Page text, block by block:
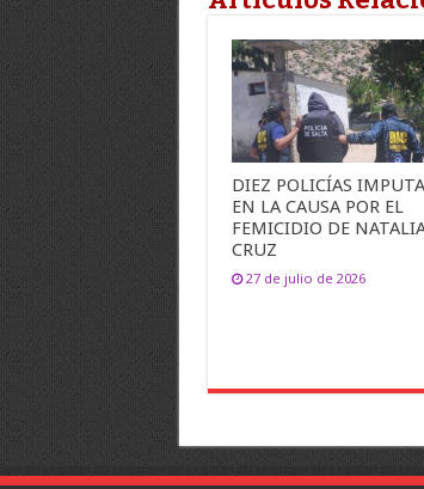
DIEZ POLICÍAS
EN LA CAUSA POR EL
FEMICIDIO DE
CRUZ
27 de julio de 2026